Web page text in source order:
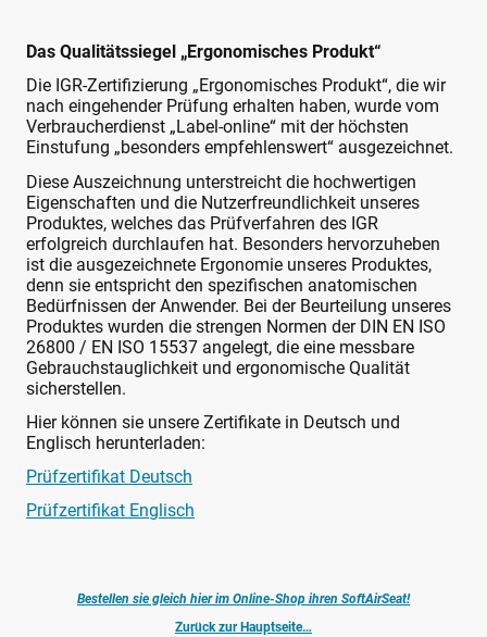
Das Qualitätssiegel „Ergonomisches Produkt“
Die IGR-Zertifizierung „Ergonomisches Produkt“, die wir
nach eingehender Prüfung erhalten haben, wurde vom
Verbraucherdienst „Label-online“ mit der höchsten
Einstufung „besonders empfehlenswert“ ausgezeichnet.
Diese Auszeichnung unterstreicht die hochwertigen
Eigenschaften und die Nutzerfreundlichkeit unseres
Produktes, welches das Prüfverfahren des IGR
erfolgreich durchlaufen hat. Besonders hervorzuheben
ist die ausgezeichnete Ergonomie unseres Produktes,
denn sie entspricht den spezifischen anatomischen
Bedürfnissen der Anwender. Bei der Beurteilung unseres
Produktes wurden die strengen Normen der DIN EN ISO
26800 / EN ISO 15537 angelegt, die eine messbare
Gebrauchstauglichkeit und ergonomische Qualität
sicherstellen.
Hier können sie unsere Zertifikate in Deutsch und
Englisch herunterladen:
Prüfzertifikat Deutsch
Prüfzertifikat Englisch
Bestellen sie gleich hier im Online-Shop ihren SoftAirSeat!
Zurück zur Hauptseite…